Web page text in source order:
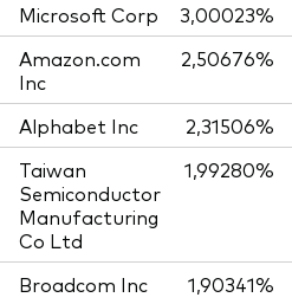
Microsoft Corp
3,00023%
Amazon.com
Inc
2,50676%
Alphabet Inc 2,31506%
Taiwan
Semiconductor
Manufacturing
Co Ltd
1,99280%
Broadcom Inc 1,90341%